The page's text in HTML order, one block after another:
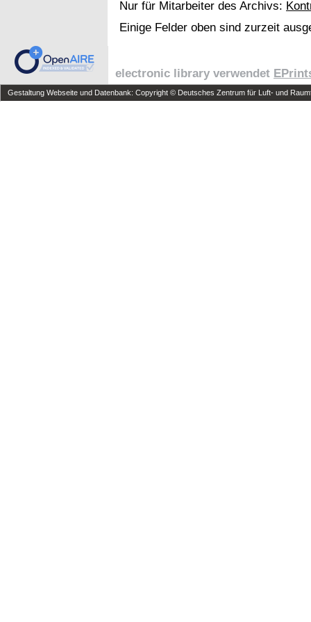
Nur für Mitarbeiter des Archivs:
Einige Felder oben sind zurzeit
electronic library verwendet
Gestaltung Webseite und Datenbank: Copyright © Deutsches Zentrum für Luft- und